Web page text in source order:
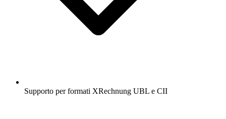
Supporto per formati XRechnung UBL e CII